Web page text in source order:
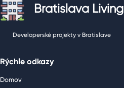
Bratislava Living
Developerské projekty v Bratislave
Rýchle odkazy
Domov